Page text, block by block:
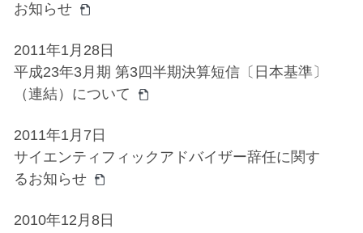
お知らせ
2011年1月28日
平成23年3月期 第3四半期決算短信〔日本基準〕
（連結）について
2011年1月7日
サイエンティフィックアドバイザー辞任に関す
るお知らせ
2010年12月8日